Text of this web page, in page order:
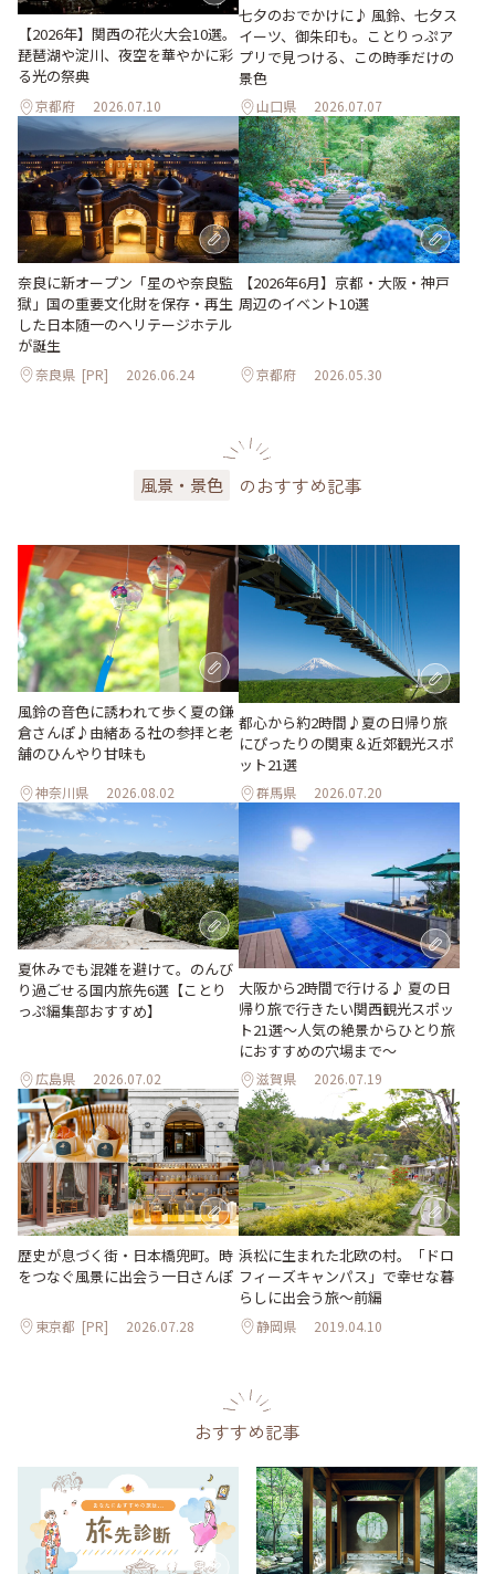
【2026年】関西の花火大会10選。
琵琶湖や淀川、夜空を華やかに彩
る光の祭典
京都府 2026.07.10
七夕のおでかけに♪ 風鈴、七夕ス
イーツ、御朱印も。ことりっぷア
プリで見つける、この時季だけの
景色
山口県 2026.07.07
奈良に新オープン「星のや奈良監
獄」国の重要文化財を保存・再生
した日本随一のヘリテージホテル
が誕生
奈良県 [PR] 2026.06.24
【2026年6月】京都・大阪・神戸
周辺のイベント10選
京都府 2026.05.30
風景・景色 のおすすめ記事
風鈴の音色に誘われて歩く夏の鎌
倉さんぽ♪由緒ある社の参拝と老
舗のひんやり甘味も
神奈川県 2026.08.02
都心から約2時間♪夏の日帰り旅
にぴったりの関東＆近郊観光スポ
ット21選
群馬県 2026.07.20
夏休みでも混雑を避けて。のんび
り過ごせる国内旅先6選【ことり
っぷ編集部おすすめ】
広島県 2026.07.02
大阪から2時間で行ける♪ 夏の日
帰り旅で行きたい関西観光スポッ
ト21選～人気の絶景からひとり旅
におすすめの穴場まで～
滋賀県 2026.07.19
歴史が息づく街・日本橋兜町。時
をつなぐ風景に出会う一日さんぽ
東京都 [PR] 2026.07.28
浜松に生まれた北欧の村。「ドロ
フィーズキャンパス」で幸せな暮
らしに出会う旅～前編
静岡県 2019.04.10
おすすめ記事